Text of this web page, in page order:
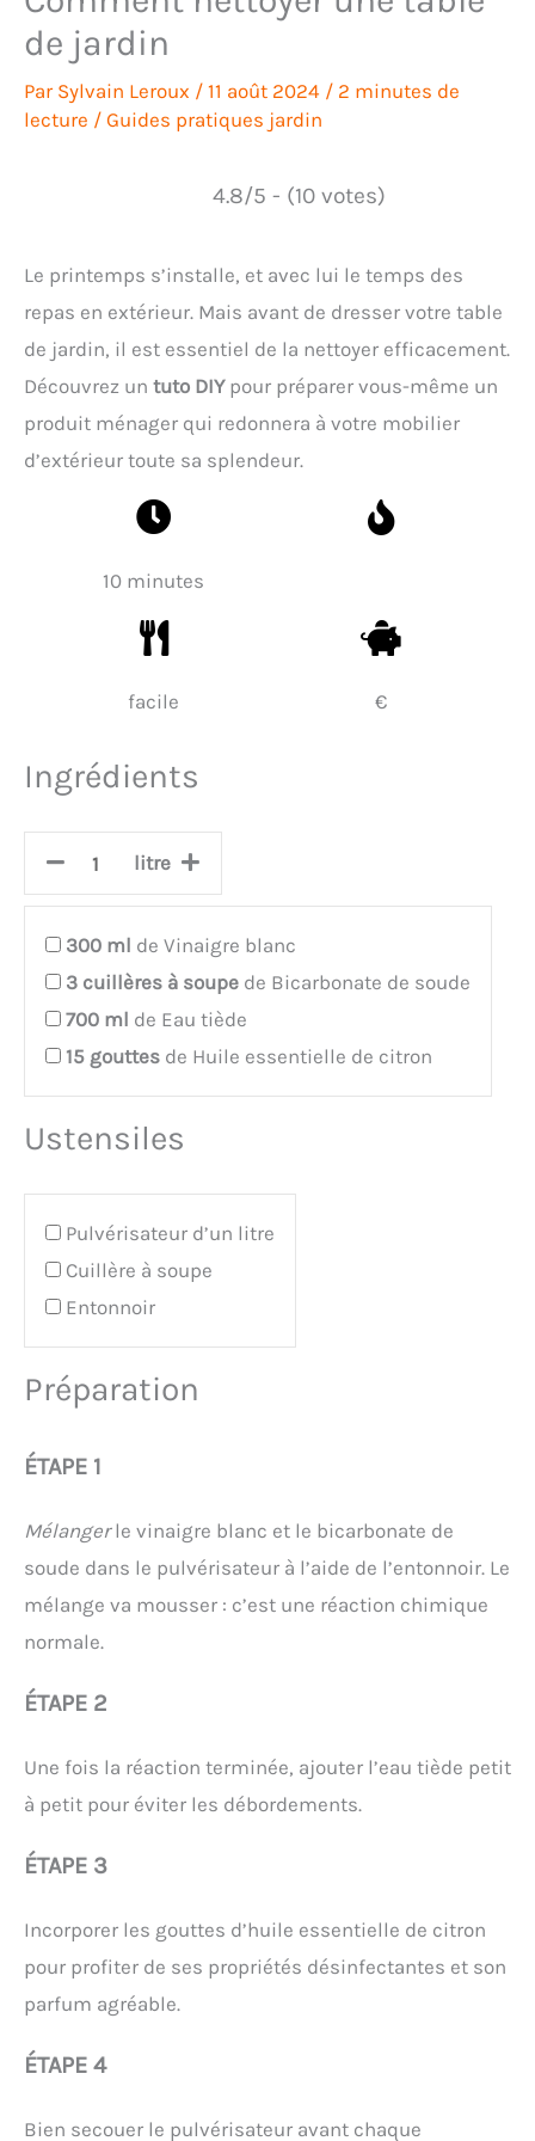
de jardin
Par Sylvain Leroux / 11 août 2024 / 2 minutes de
lecture / Guides pratiques jardin
4.8/5 - (10 votes)
Le printemps s’installe, et avec lui le temps des
repas en extérieur. Mais avant de dresser votre table
de jardin, il est essentiel de la nettoyer efficacement.
Découvrez un tuto DIYpour préparer vous-même un
produit ménager qui redonnera à votre mobilier
d’extérieur toute sa splendeur.
10 minutes
facile €
Ingrédients
litre
300 ml de Vinaigre blanc
3 cuillères à soupe de Bicarbonate de soude
700 ml de Eau tiède
15 gouttes de Huile essentielle de citron
Ustensiles
Pulvérisateur d’un litre
Cuillère à soupe
Entonnoir
Préparation
ÉTAPE 1
Mélangerle vinaigre blanc et le bicarbonate de
soude dans le pulvérisateur à l’aide de l’entonnoir. Le
mélange va mousser : c’est une réaction chimique
normale.
ÉTAPE 2
Une fois la réaction terminée, ajouter l’eau tiède petit
à petit pour éviter les débordements.
ÉTAPE 3
Incorporer les gouttes d’huile essentielle de citron
pour profiter de ses propriétés désinfectantes et son
parfum agréable.
ÉTAPE 4
Bien secouer le pulvérisateur avant chaque